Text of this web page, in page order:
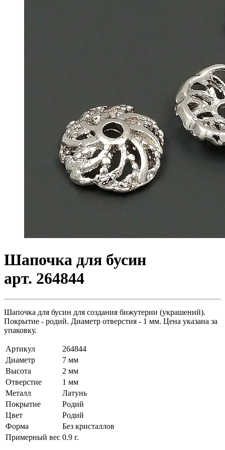
Шапочка для бусин
арт. 264844
Шапочка для бусин для создания бижутерии (украшений).
Покрытие - родий. Диаметр отверстия - 1 мм. Цена указана за
упаковку.
Артикул
264844
Диаметр
7 мм
Высота
2 мм
Отверстие
1 мм
Металл
Латунь
Покрытие
Родий
Цвет
Родий
Форма
Без кристаллов
Примерный вес 0.9 г.